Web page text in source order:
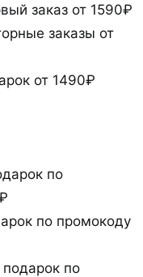
заказ от 1590₽
заказы от
от 1490₽
по
по промокоду
по